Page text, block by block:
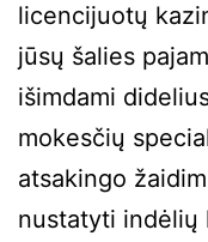
licencijuotų
jūsų šalies
išimdami
mokesčių
atsakingo
nustatyti indėlių